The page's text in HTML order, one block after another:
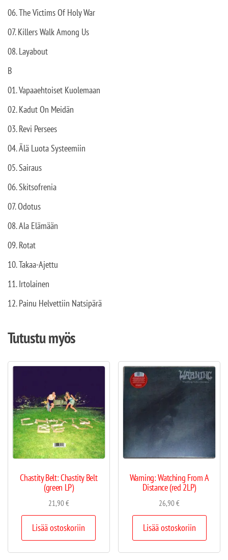
06. The Victims Of Holy War
07. Killers Walk Among Us
08. Layabout
B
01. Vapaaehtoiset Kuolemaan
02. Kadut On Meidän
03. Revi Persees
04. Älä Luota Systeemiin
05. Sairaus
06. Skitsofrenia
07. Odotus
08. Ala Elämään
09. Rotat
10. Takaa-Ajettu
11. Irtolainen
12. Painu Helvettiin Natsipärä
Tutustu myös
Chastity Belt: Chastity Belt
(green LP)
21,90€
Lisää ostoskoriin
Warning: Watching From A
Distance (red 2LP)
26,90€
Lisää ostoskoriin